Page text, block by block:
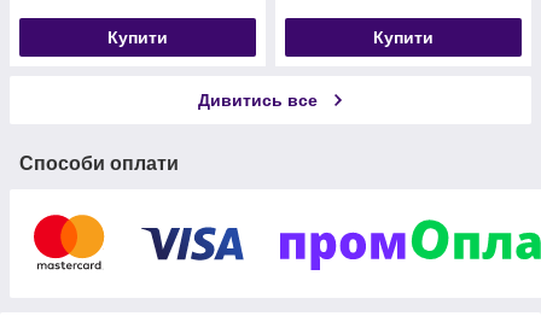
Купити Купити
Дивитись все
Способи оплати